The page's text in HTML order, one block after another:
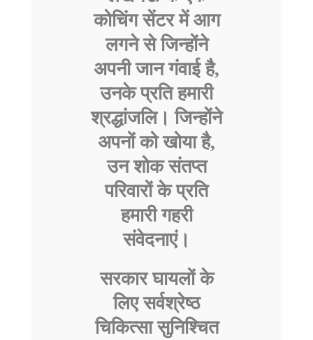
कोचिंग सेंटर में आग
लगने से जिन्होंने
अपनी जान गंवाई है,
उनके प्रति हमारी
श्रद्धांजलि। जिन्होंने
अपनों को खोया है,
उन शोक संतप्त
परिवारों के प्रति
हमारी गहरी
संवेदनाएं।
सरकार घायलों के
लिए सर्वश्रेष्ठ
चिकित्सा सुनिश्चित